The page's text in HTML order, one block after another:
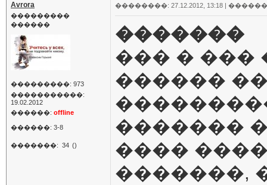
Avrora
���������
������
���������: 973
�����������:
19.02.2012
������: offline
������: 3-8
�������: 34 ()
��������: 27.12.2012, 13:18 |
�������
��� � ���
������
�������
����
�������,